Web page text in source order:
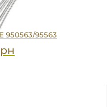
950563/95563